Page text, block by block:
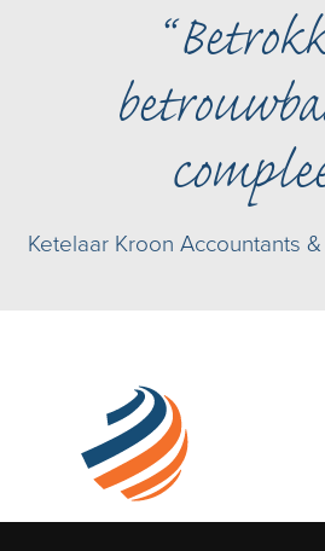
Ketelaar Kroon Accountants